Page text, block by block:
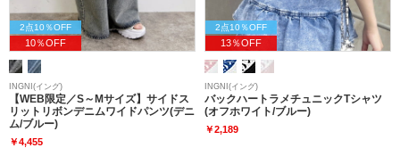
2点10％OFF
10％OFF
INGNI(イング)
【WEB限定／S～Mサイズ】サイドス
リットリボンデニムワイドパンツ(デニ
ム/ブルー)
￥4,455
2点10％OFF
13％OFF
INGNI(イング)
バックハートラメチュニックTシャツ
(オフホワイト/ブルー)
￥2,189